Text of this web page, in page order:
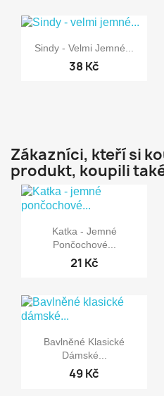
 Rychlý náhled
Sindy - Velmi Jemné...
38 Kč
Zákazníci, kteří si
produkt, koupili
Rychlý náhled
Katka - Jemné
Pončochové...
21 Kč
 Rychlý náhled
Bavlněné Klasické
Dámské...
49 Kč